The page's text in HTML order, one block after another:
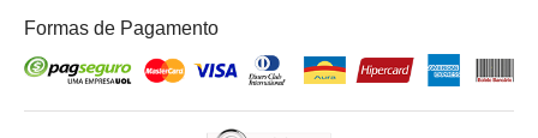
Formas de Pagamento